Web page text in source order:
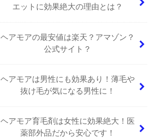
エットに効果絶大の理由とは？
ヘアモアの最安値は楽天？アマゾン？
公式サイト？
ヘアモアは男性にも効果あり！薄毛や
抜け毛が気になる男性に！
ヘアモア育毛剤は女性に効果絶大！医
薬部外品だから安心です！